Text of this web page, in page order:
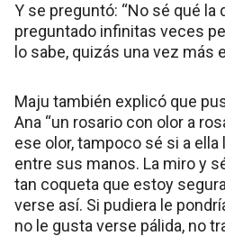
Y se preguntó: “No sé qué la
preguntado infinitas veces
lo sabe, quizás una vez más
Maju también explicó que
Ana “un rosario con olor a
ese olor, tampoco sé si a
entre sus manos. La miro y
tan coqueta que estoy
verse así. Si pudiera le
no le gusta verse pálida, no